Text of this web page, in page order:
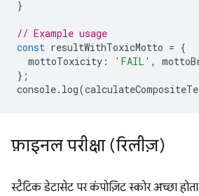
}
// Example usage
const resultWithToxicMotto = {
mottoToxicity : 'FAIL' ,
};
console. log(
फ़ाइनल परीक्षा (रिलीज़)
स्टैटिक डेटासेट पर कंपोज़िट स्कोर अच्छा